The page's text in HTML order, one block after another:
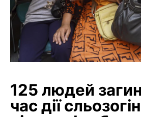
125 людей
час дії